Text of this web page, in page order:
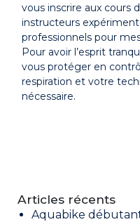
vous inscrire aux cours
instructeurs
professionnels pour
Pour avoir l’esprit
vous protéger en
respiration et votre
nécessaire.
Articles récents
Aquabike